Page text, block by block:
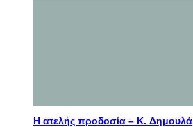
Η ατελής προδοσία – K. Δημουλά